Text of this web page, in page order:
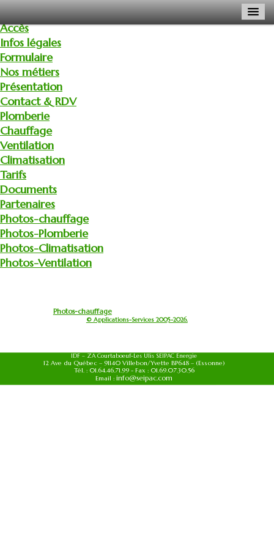
Accès
Infos légales
Formulaire
Nos métiers
Présentation
Contact & RDV
Plomberie
Chauffage
Ventilation
Climatisation
Tarifs
Documents
Partenaires
Photos-chauffage
Photos-Plomberie
Photos-Climatisation
Photos-Ventilation
Photos-chauffage
© Applications-Services 2005-2026.
IDF – ZA Courtaboeuf-Les Ulis SEIPAC Energie
12 Ave du Québec – 91140 Villebon/Yvette BP648 – (Essonne)
Tél. : 01.64.46.71.99 - Fax : 01.69.07.30.56
Email : info@seipac.com